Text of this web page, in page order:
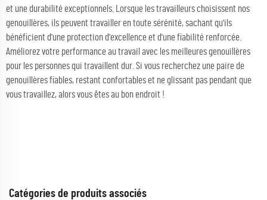
et une durabilité exceptionnels. Lorsque les travailleurs choisissent nos
genouillères, ils peuvent travailler en toute sérénité, sachant qu'ils
bénéficient d'une protection d'excellence et d'une fiabilité renforcée.
Améliorez votre performance au travail avec les meilleures genouillères
pour les personnes qui travaillent dur. Si vous recherchez une paire de
genouillères fiables, restant confortables et ne glissant pas pendant que
vous travaillez, alors vous êtes au bon endroit !
Catégories de produits associés